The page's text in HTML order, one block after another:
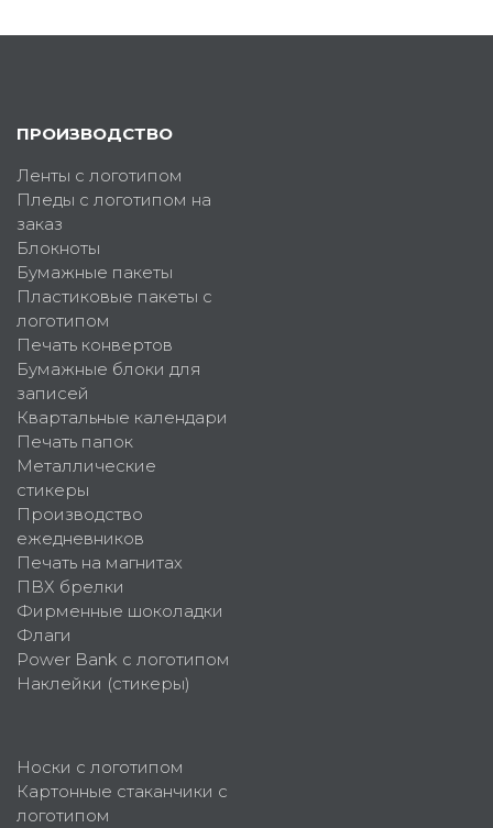
ПРОИЗВОДСТВО
Ленты с логотипом
Пледы с логотипом на
заказ
Блокноты
Бумажные пакеты
Пластиковые пакеты с
логотипом
Печать конвертов
Бумажные блоки для
записей
Квартальные календари
Печать папок
Металлические
стикеры
Производство
ежедневников
Печать на магнитах
ПВХ брелки
Фирменные шоколадки
Флаги
Power Bank с логотипом
Наклейки (стикеры)
Носки с логотипом
Картонные стаканчики с
логотипом